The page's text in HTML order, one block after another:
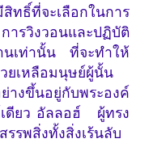
จะเลือกในการ
รวิงวอนและปฏิบัติ
นเท่านั้น ที่จะทำให้
ยเหลือมนุษย์ผู้นั้น
ขึ้นอยู่กับพระองค์
ดียว อัลลอฮ์ ผู้ทรง
รพสิ่งทั้งสิ่งเร้นลับ